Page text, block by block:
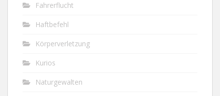
Fahrerflucht
Haftbefehl
Körperverletzung
Kurios
Naturgewalten